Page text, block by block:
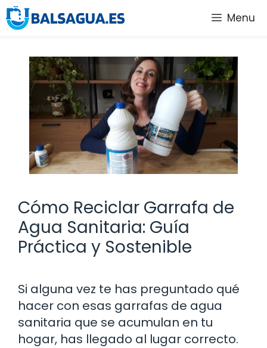
Saltar
al
Menu
Cómo Reciclar Garrafa de
Agua Sanitaria: Guía
Práctica y Sostenible
Si alguna vez te has preguntado qué
hacer con esas garrafas de agua
sanitaria que se acumulan en tu
hogar, has llegado al lugar correcto.